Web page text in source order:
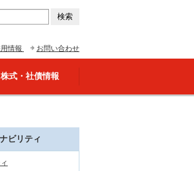
お問い合わせ
情報
株式・社債情報
ビリティ